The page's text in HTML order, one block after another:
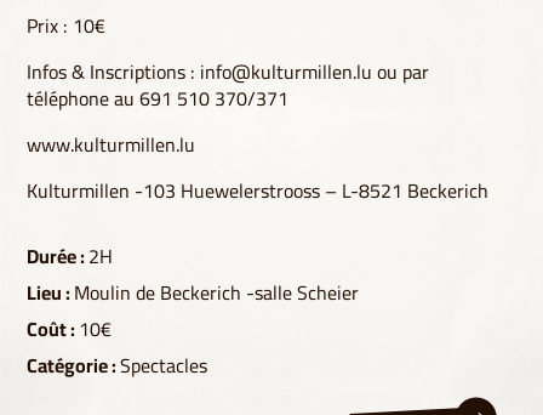
Prix : 10€
Infos & Inscriptions : info@kulturmillen.luou par
téléphone au 691 510 370/371
www.kulturmillen.lu
Kulturmillen -103 Huewelerstrooss – L-8521 Beckerich
Durée :2H
Lieu :Moulin de Beckerich -salle Scheier
Coût :10€
Catégorie :Spectacles